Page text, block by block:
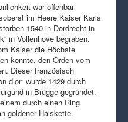
war offenbar
im Heere Kaiser Karls
1540 in Dordrecht in
in Vollenhove begraben.
Kaiser die Höchste
konnte, den Orden vom
Dieser französisch
d’or“ wurde 1429 durch
in Brügge gegründet.
durch einen Ring
goldener Halskette.